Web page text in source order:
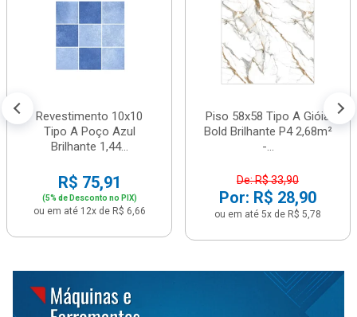
Revestimento 10x10
Tipo A Poço Azul
Brilhante 1,44...
R$ 75,91
(5% de Desconto no PIX)
ou em até 12x de R$ 6,66
Piso 58x58 Tipo A Gióia
Bold Brilhante P4 2,68m²
-...
De: R$ 33,90
Por: R$ 28,90
ou em até 5x de R$ 5,78